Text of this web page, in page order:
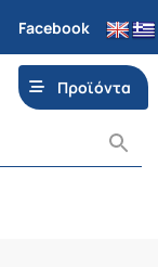
Facebook
Προϊόντα